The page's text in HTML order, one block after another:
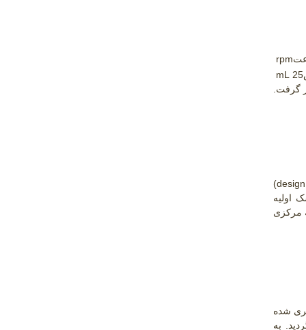
rpm
mL 25
گرفت.
(design
و ماده خشک اولیه
مرکزی
شده
به